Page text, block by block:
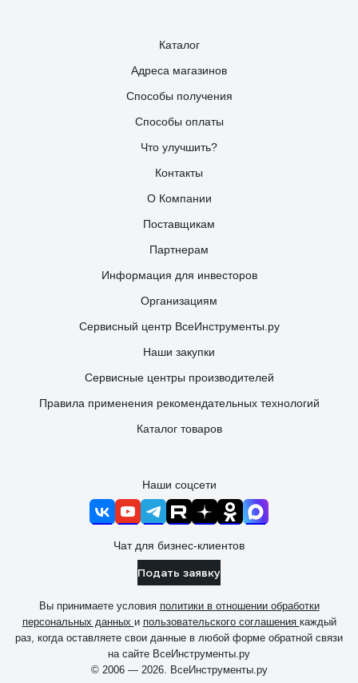
Каталог
Адреса магазинов
Способы получения
Способы оплаты
Что улучшить?
Контакты
О Компании
Поставщикам
Партнерам
Информация для инвесторов
Организациям
Сервисный центр ВсеИнструменты.ру
Наши закупки
Сервисные центры производителей
Правила применения рекомендательных технологий
Каталог товаров
Наши соцсети
Чат для бизнес-клиентов
Подать заявку
Вы принимаете условия политики в отношении обработки
персональных данных и пользовательского соглашения каждый
раз, когда оставляете свои данные в любой форме обратной связи
на сайте ВсеИнструменты.ру
© 2006 — 2026. ВсеИнструменты.ру